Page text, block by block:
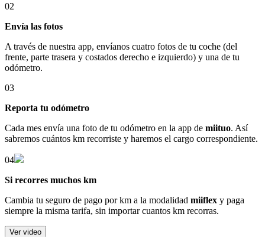
02
Envía las fotos
A través de nuestra app, envíanos cuatro fotos de tu coche (del
frente, parte trasera y costados derecho e izquierdo) y una de tu
odómetro.
03
Reporta tu odómetro
Cada mes envía una foto de tu odómetro en la app de miituo. Así
sabremos cuántos km recorriste y haremos el cargo correspondiente.
04
Si recorres muchos km
Cambia tu seguro de pago por km a la modalidad miiflex y paga
siempre la misma tarifa, sin importar cuantos km recorras.
Ver video